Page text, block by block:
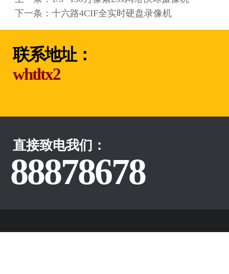
下一条：十六路4CIF全实时硬盘录像机
联系地址：
whtltx2
直接致电我们：
88878678